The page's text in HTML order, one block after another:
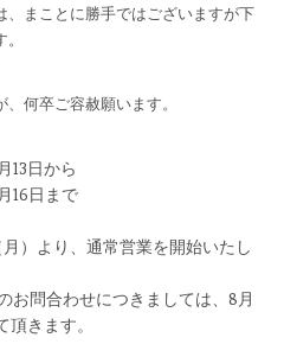
まことに勝手ではございますが下
何卒ご容赦願います。
から
まで
、通常営業を開始いたし
せにつきましては、8月
きます。